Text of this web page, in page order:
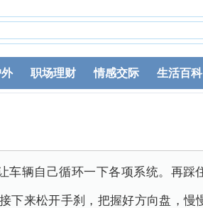
职场理财 情感交际 生活百科
辆自己循环一下各项系统。再踩
下来松开手刹，把握好方向盘，慢